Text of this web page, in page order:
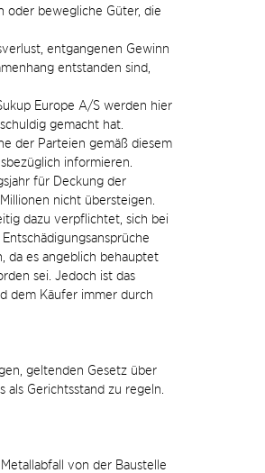
oder bewegliche Güter, die
entgangenen Gewinn
entstanden sind,
Europe A/S werden hier
gemacht hat.
der Parteien gemäß diesem
informieren.
für Deckung der
nicht übersteigen.
dazu verpflichtet, sich bei
da es angeblich behauptet
sei. Jedoch ist das
dem Käufer immer durch
geltenden Gesetz über
Gerichtsstand zu regeln.
von der Baustelle